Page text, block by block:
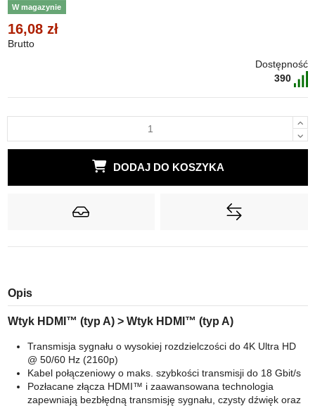
W magazynie
16,08 zł
Brutto
Dostępność
390
DODAJ DO KOSZYKA
Opis
Wtyk HDMI™ (typ A) > Wtyk HDMI™ (typ A)
Transmisja sygnału o wysokiej rozdzielczości do 4K Ultra HD
@ 50/60 Hz (2160p)
Kabel połączeniowy o maks. szybkości transmisji do 18 Gbit/s
Pozłacane złącza HDMI™ i zaawansowana technologia
zapewniają bezbłędną transmisję sygnału, czysty dźwięk oraz